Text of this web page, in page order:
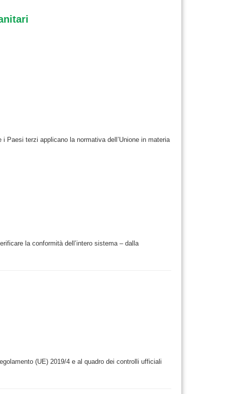
Paesi terzi applicano la normativa dell’Unione in materia
la conformità dell’intero sistema – dalla
(UE) 2019/4 e al quadro dei controlli ufficiali